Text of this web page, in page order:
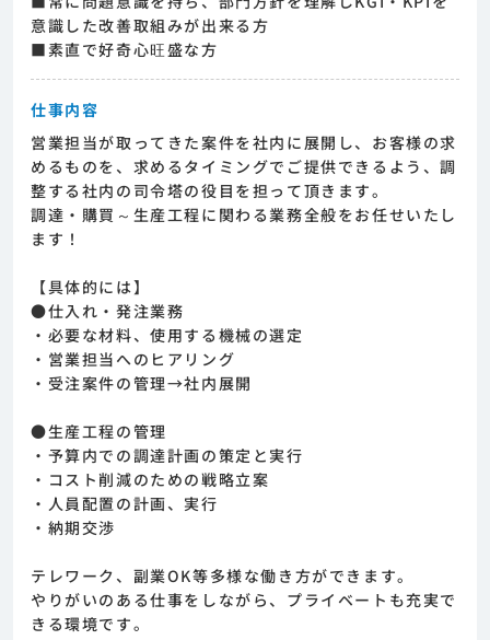
意識した改善取組みが出来る方
■素直で好奇心旺盛な方
仕事内容
営業担当が取ってきた案件を社内に展開し、お客様の求
めるものを、求めるタイミングでご提供できるよう、調
整する社内の司令塔の役目を担って頂きます。
調達・購買～生産工程に関わる業務全般をお任せいたし
ます！
【具体的には】
●仕入れ・発注業務
・必要な材料、使用する機械の選定
・営業担当へのヒアリング
・受注案件の管理→社内展開
●生産工程の管理
・予算内での調達計画の策定と実行
・コスト削減のための戦略立案
・人員配置の計画、実行
・納期交渉
テレワーク、副業OK等多様な働き方ができます。
やりがいのある仕事をしながら、プライベートも充実で
きる環境です。